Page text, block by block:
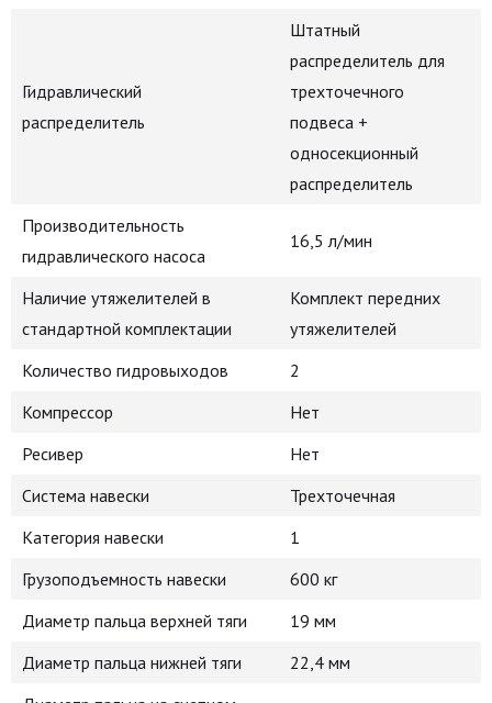
Гидравлический
распределитель
Штатный
распределитель для
трехточечного
подвеса +
односекционный
распределитель
Производительность
гидравлического насоса
16,5 л/мин
Наличие утяжелителей в
стандартной комплектации
Комплект передних
утяжелителей
Количество гидровыходов
2
Компрессор
Нет
Ресивер
Нет
Система навески
Трехточечная
Категория навески
1
Грузоподъемность навески
600 кг
Диаметр пальца верхней тяги
19 мм
Диаметр пальца нижней тяги
22,4 мм